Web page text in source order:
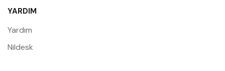
YARDIM
Yardım
Nildesk